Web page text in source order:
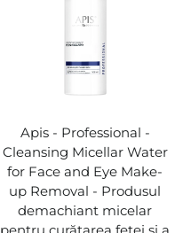
Apis - Professional -
Cleansing Micellar Water
for Face and Eye Make-
up Removal - Produsul
demachiant micelar